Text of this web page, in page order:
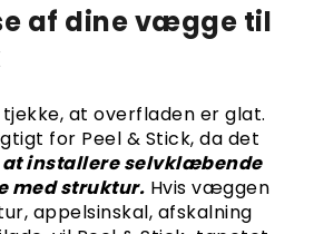
væg
vægge
af dine vægge til
at overfladen er glat.
for Peel & Stick, da det
installere selvklæbende
med struktur. Hvis væggen
appelsinskal, afskalning